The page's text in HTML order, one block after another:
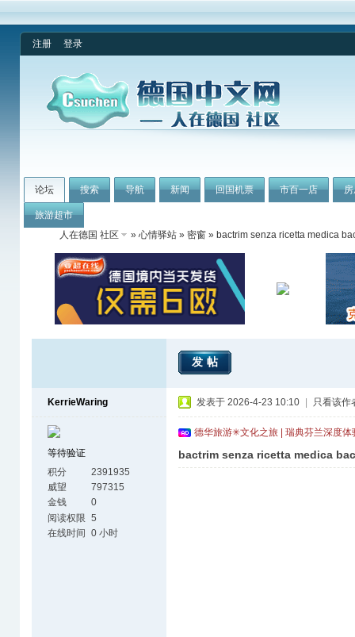
注册 登录
论坛 搜索 导航 新闻 回国机票 市百一店
旅游超市
人在德国 社区
» 心情驿站 » 密窗 » bactrim senza ricetta medica
发帖
KerrieWaring
等待验证
积分
2391935
威望
797315
金钱
0
阅读权限 5
在线时间 0 小时
发表于 2026-4-23 10:10 只看该作
德华旅游✳文化之旅 | 瑞典芬兰深度
bactrim senza ricetta medica